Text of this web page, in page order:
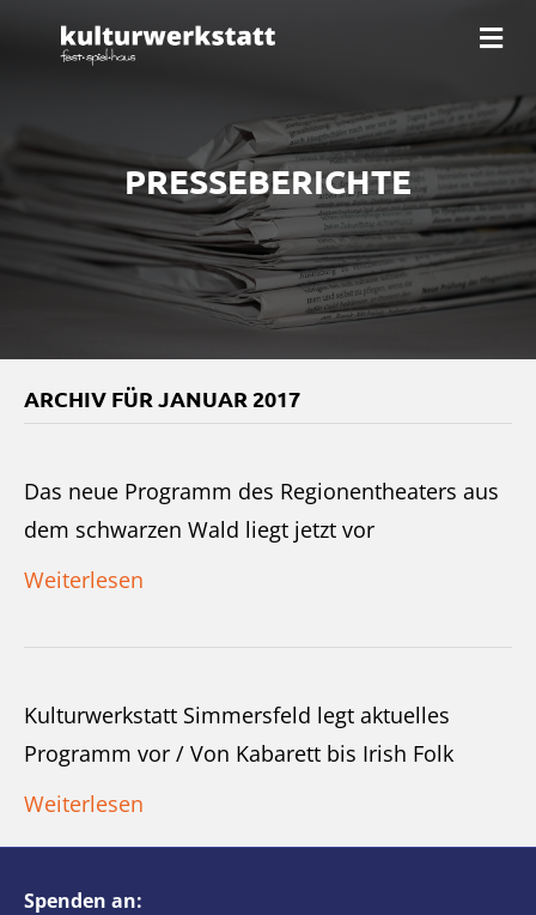
PRESSEBERICHTE
ARCHIV FÜR JANUAR 2017
Das neue Programm des Regionentheaters aus
dem schwarzen Wald liegt jetzt vor
Weiterlesen
Kulturwerkstatt Simmersfeld legt aktuelles
Programm vor / Von Kabarett bis Irish Folk
Weiterlesen
Spenden an: